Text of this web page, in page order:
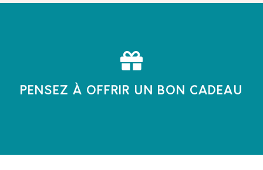
PENSEZ À OFFRIR UN BON CADEAU